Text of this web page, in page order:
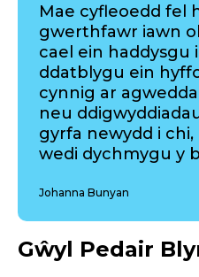
Mae cyfleoedd fel
gwerthfawr iawn
cael ein haddysgu
ddatblygu ein
cynnig ar
neu
gyrfa newydd i
wedi dychmygu y
Johanna Bunyan
Gŵyl Pedair